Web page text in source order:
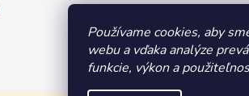
Používame cookies, aby
webu a vďaka analýze
funkcie, výkon a